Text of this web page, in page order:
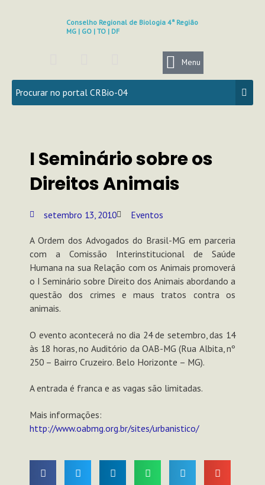
Conselho Regional de Biologia 4ª Região
MG | GO | TO | DF
c
e
b
k
s
t
a
a
m
u
t
u
Menu
I Seminário sobre os
Direitos Animais
setembro 13, 2010 Eventos
A Ordem dos Advogados do Brasil-MG em parceria
com a Comissão Interinstitucional de Saúde
Humana na sua Relação com os Animais promoverá
o I Seminário sobre Direito dos Animais abordando a
questão dos crimes e maus tratos contra os
animais.
O evento acontecerá no dia 24 de setembro, das 14
às 18 horas, no Auditório da OAB-MG (Rua Albita, nº
250 – Bairro Cruzeiro. Belo Horizonte – MG).
A entrada é franca e as vagas são limitadas.
Mais informações:
http://www.oabmg.org.br/sites/urbanistico/